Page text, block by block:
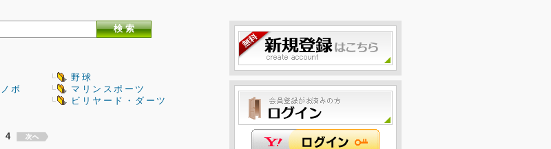
野球
ボ
マリンスポーツ
ビリヤード・ダーツ
4